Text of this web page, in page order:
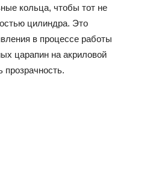
кольца, чтобы тот не
цилиндра. Это
в процессе работы
царапин на акриловой
прозрачность.